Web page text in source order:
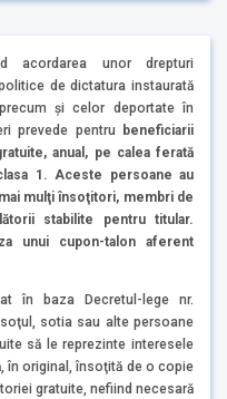
acordarea unor drepturi
de dictatura instaurată
şi celor deportate în
prevede pentru
beneficiarii
anual, pe calea ferată
1. Aceste persoane au
mulţi însoţitori, membri de
stabilite pentru titular.
unui cupon-talon aferent
în baza Decretul-lege nr.
sotia sau alte persoane
să le reprezinte interesele
în original, însoţită de o copie
gratuite, nefiind necesară